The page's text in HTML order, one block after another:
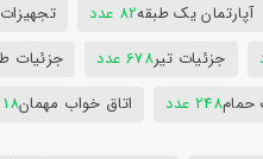
آپارتمان یک طبقه82 عدد
جزئیات تیر678 عدد جزئیات
حمام248 عدد اتاق خواب مهمان18 عدد